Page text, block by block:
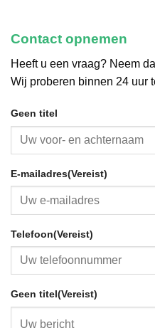
Contact opnemen
Heeft u een vraag? Neem
Wij proberen binnen 24 uur
Geen titel
E-mailadres(Vereist)
Telefoon(Vereist)
Geen titel(Vereist)